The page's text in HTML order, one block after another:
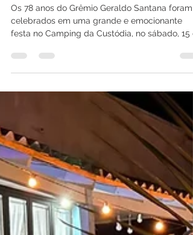
Santana
Os 78 anos do Grêmio Geraldo Santana foram
festa no Camping da Custódia, no sábado, 15